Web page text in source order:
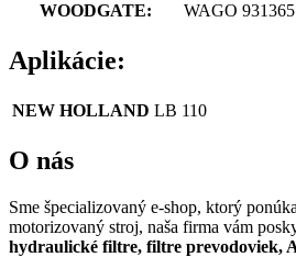
WOODGATE:
WAGO 931365
Aplikácie:
NEW HOLLAND LB 110
O nás
Sme špecializovaný e-shop, ktorý
motorizovaný stroj, naša firma vám
hydraulické filtre, filtre prevodoviek,